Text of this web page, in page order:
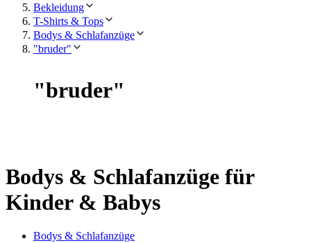
Bekleidung
T-Shirts & Tops
Bodys & Schlafanzüge
"bruder"
"bruder"
Bodys & Schlafanzüge für
Kinder & Babys
Bodys & Schlafanzüge